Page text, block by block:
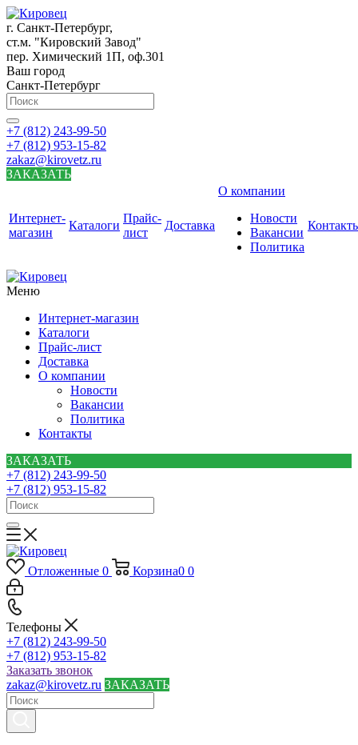
г. Санкт-Петербург,
ст.м. "Кировский Завод"
пер. Химический 1П, оф.301
Ваш город
Санкт-Петербург
+7 (812) 243-99-50
+7 (812) 953-15-82
zakaz@kirovetz.ru
ЗАКАЗАТЬ
Интернет-
магазин
Каталоги
Прайс-
лист
Доставка
О компании
Новости
Вакансии
Политика
Меню
Интернет-магазин
Каталоги
Прайс-лист
Доставка
О компании
Новости
Вакансии
Политика
Контакты
ЗАКАЗАТЬ
+7 (812) 243-99-50
+7 (812) 953-15-82
Отложенные 0 Корзина0 0
Телефоны
+7 (812) 243-99-50
+7 (812) 953-15-82
Заказать звонок
zakaz@kirovetz.ru ЗАКАЗАТЬ